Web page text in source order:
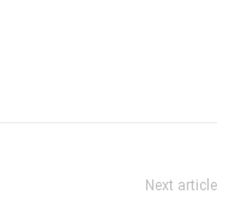
Next article